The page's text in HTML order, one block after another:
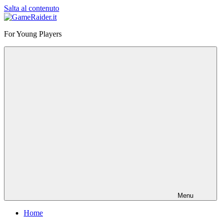
Salta al contenuto
GameRaider.it
For Young Players
Menu
Home